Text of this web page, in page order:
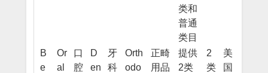
类和
普通
类目
B
e
Or
al
口
腔
D
en
牙
科
Orth
odo
正畸
用品
提供
2类
2
类
美
国